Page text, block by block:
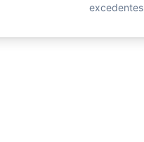
excedentes